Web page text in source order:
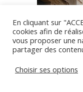
En cliquant sur
cookies afin de
vous proposer une
partager des
Choisir ses options